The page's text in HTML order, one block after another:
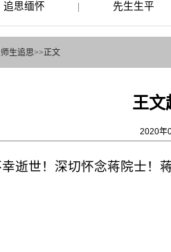
追思缅怀 | 先生生平
生追思>>正文
王文
2020年
逝世！深切怀念蒋院士！